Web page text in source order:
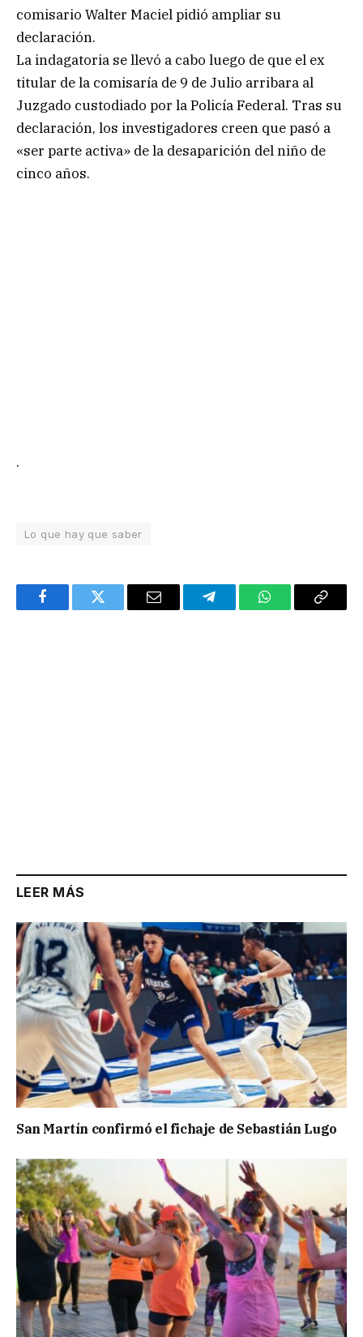
comisario Walter Maciel pidió ampliar su
declaración.
La indagatoria se llevó a cabo luego de que el ex
titular de la comisaría de 9 de Julio arribara al
Juzgado custodiado por la Policía Federal. Tras su
declaración, los investigadores creen que pasó a
«ser parte activa» de la desaparición del niño de
cinco años.
.
Lo que hay que saber
FacebookTwitter Email TelegramWhatsAppCopy
LEER MÁS
San Martín confirmó el fichaje de Sebastián Lugo